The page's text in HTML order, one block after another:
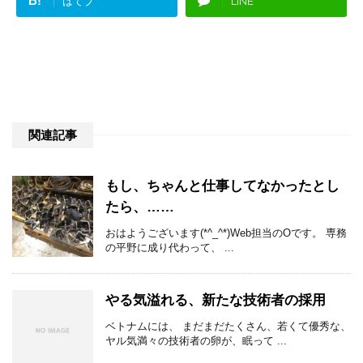
関連記事
もし、ちゃんと仕事してなかったとし
たら、……
おはようございます(*^_^*)Web担当のOです。 専務
の平野に成り代わって、 ...
やる気溢れる、新たな技術者の採用
ベトナムには、 まだまだたくさん、若くて優秀な、
ヤル気満々の技術者の卵が、眠って ...